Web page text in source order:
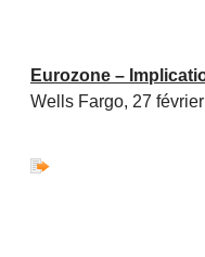
Eurozone –
Wells Fargo, 27